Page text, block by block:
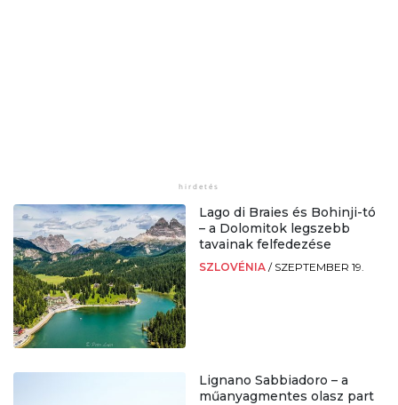
Lago di Braies és Bohinji-tó
– a Dolomitok legszebb
tavainak felfedezése
SZLOVÉNIA / SZEPTEMBER 19.
Lignano Sabbiadoro – a
műanyagmentes olasz part